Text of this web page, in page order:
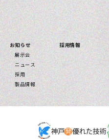
お知らせ
展示会
ニュース
採用
製品情報
採用情報